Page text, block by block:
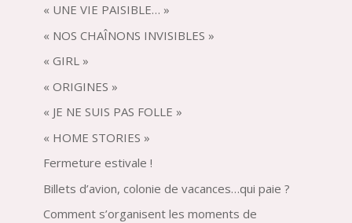
« UNE VIE PAISIBLE… »
« NOS CHAÎNONS INVISIBLES »
« GIRL »
« ORIGINES »
« JE NE SUIS PAS FOLLE »
« HOME STORIES »
Fermeture estivale !
Billets d’avion, colonie de vacances…qui paie ?
Comment s’organisent les moments de